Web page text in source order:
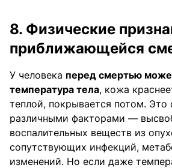
8. Физические
приближающейся
У человека перед смертью
температура тела, кожа
теплой, покрывается потом. Это
различными факторами —
воспалительных веществ из
сопутствующих инфекций,
изменений. Но если даже